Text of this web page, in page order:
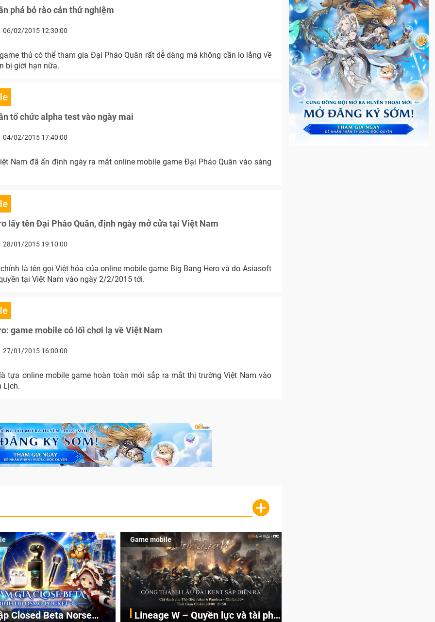
phá bỏ rào cản thử nghiệm
06/02/2015 12:30:00
thủ có thể tham gia Đại Pháo Quân rất dễ dàng mà không cần lo lắng về
bị giới hạn nữa.
tổ chức alpha test vào ngày mai
04/02/2015 17:40:00
Nam đã ấn định ngày ra mắt online mobile game Đại Pháo Quân vào sáng
lấy tên Đại Pháo Quân, định ngày mở cửa tại Việt Nam
28/01/2015 19:10:00
là tên gọi Việt hóa của online mobile game Big Bang Hero và do Asiasoft
tại Việt Nam vào ngày 2/2/2015 tới.
game mobile có lối chơi lạ về Việt Nam
27/01/2015 16:00:00
tựa online mobile game hoàn toàn mới sắp ra mắt thị trường Việt Nam vào
Lịch.
+
Closed Beta Norse
Game mobile
Lineage W – Quyền lực và tài phú